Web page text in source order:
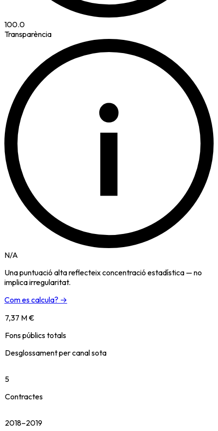
100.0
Transparència
i
N/A
Una puntuació alta reflecteix concentració estadística — no
implica irregularitat.
Com es calcula? →
7,37 M €
Fons públics totals
Desglossament per canal sota
5
Contractes
2018–2019